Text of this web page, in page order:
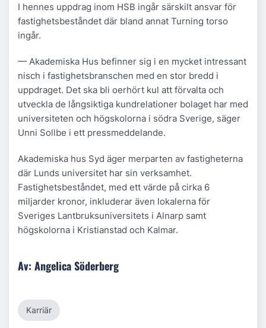
I hennes uppdrag inom HSB ingår särskilt ansvar för
fastighetsbeståndet där bland annat Turning torso
ingår.
— Akademiska Hus befinner sig i en mycket intressant
nisch i fastighetsbranschen med en stor bredd i
uppdraget. Det ska bli oerhört kul att förvalta och
utveckla de långsiktiga kundrelationer bolaget har med
universiteten och högskolorna i södra Sverige, säger
Unni Sollbe i ett pressmeddelande.
Akademiska hus Syd äger merparten av fastigheterna
där Lunds universitet har sin verksamhet.
Fastighetsbeståndet, med ett värde på cirka 6
miljarder kronor, inkluderar även lokalerna för
Sveriges Lantbruksuniversitets i Alnarp samt
högskolorna i Kristianstad och Kalmar.
Av: Angelica Söderberg
Karriär